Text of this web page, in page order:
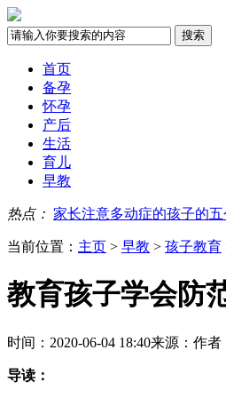
首页
备孕
怀孕
产后
生活
育儿
早教
热点： 家长注意多动症的孩子的五
当前位置： 主页 > 早教 > 孩子教育
教育孩子学会防
时间：2020-06-04 18:40来源： 作者
导读：